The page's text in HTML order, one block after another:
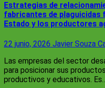
Estrategias de
fabricantes de plaguicidas
Estado y los productores
22 junio, 2026 Javier Souza
Las empresas del sector
para posicionar sus
productivos y educativos.